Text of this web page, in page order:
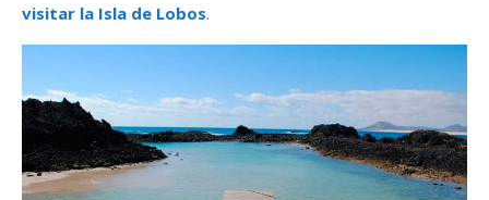
visitar la Isla de Lobos.